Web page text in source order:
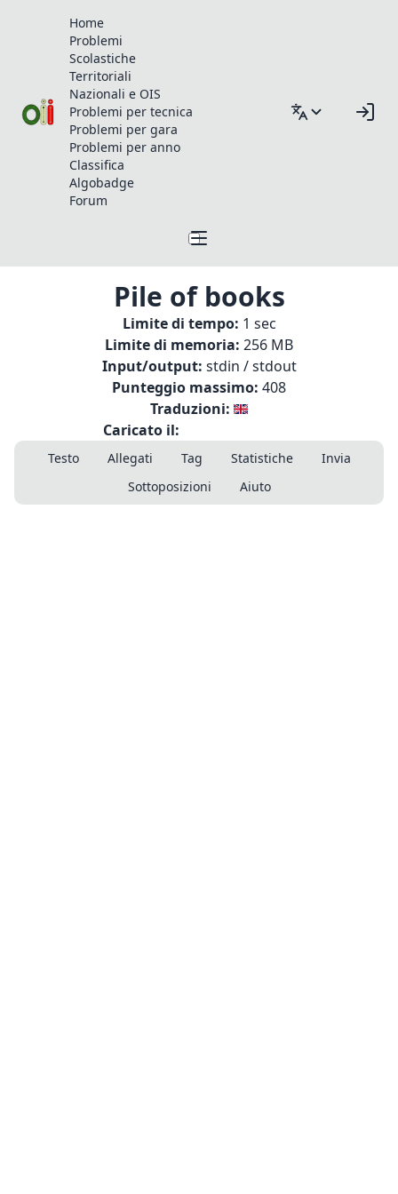
Home
Problemi
Scolastiche
Territoriali
Nazionali e OIS
Problemi per tecnica
Problemi per gara
Problemi per anno
Classifica
Algobadge
Forum
Pile of books
Limite di tempo: 1 sec
Limite di memoria: 256 MB
Input/output: stdin / stdout
Punteggio massimo: 408
Traduzioni:
Caricato il:
Testo Allegati Tag Statistiche
Invia
Sottoposizioni
Aiuto